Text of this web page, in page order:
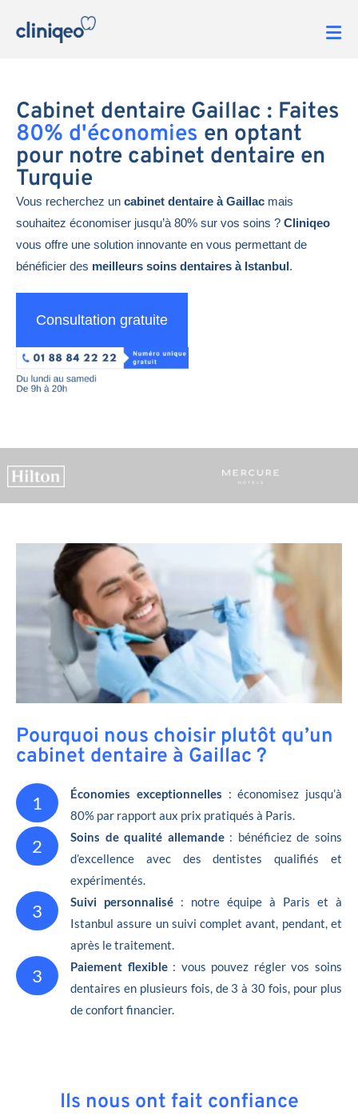
Cabinet dentaire Gaillac : Faites
80% d'économies en optant
pour notre cabinet dentaire en
Turquie
Vous recherchez un cabinet dentaire à Gaillac mais
souhaitez économiser jusqu’à 80% sur vos soins ? Cliniqeo
vous offre une solution innovante en vous permettant de
bénéficier des meilleurs soins dentaires à Istanbul.
Consultation gratuite
Pourquoi nous choisir plutôt qu’un
cabinet dentaire à Gaillac ?
1 Économies exceptionnelles : économisez jusqu’à
80% par rapport aux prix pratiqués à Paris.
2 Soins de qualité allemande: bénéficiez de soins
d’excellence avec des dentistes qualifiés et
expérimentés.
3 Suivi personnalisé : notre équipe à Paris et à
Istanbul assure un suivi complet avant, pendant, et
après le traitement.
3 Paiement flexible: vous pouvez régler vos soins
dentaires en plusieurs fois, de 3 à 30 fois, pour plus
de confort financier.
Ils nous ont fait confiance